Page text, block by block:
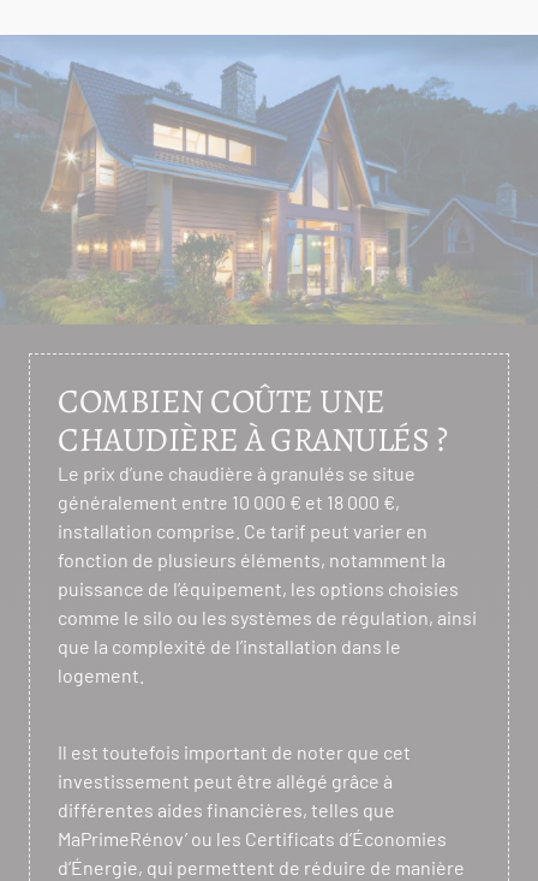
COMBIEN COÛTE UNE
CHAUDIÈRE À GRANULÉS ?
Le prix d’une chaudière à granulés se situe
généralement entre 10 000 € et 18 000 €,
installation comprise. Ce tarif peut varier en
fonction de plusieurs éléments, notamment la
puissance de l’équipement, les options choisies
comme le silo ou les systèmes de régulation, ainsi
que la complexité de l’installation dans le
logement.
Il est toutefois important de noter que cet
investissement peut être allégé grâce à
différentes aides financières, telles que
MaPrimeRénov’ ou les Certificats d’Économies
d’Énergie, qui permettent de réduire de manière